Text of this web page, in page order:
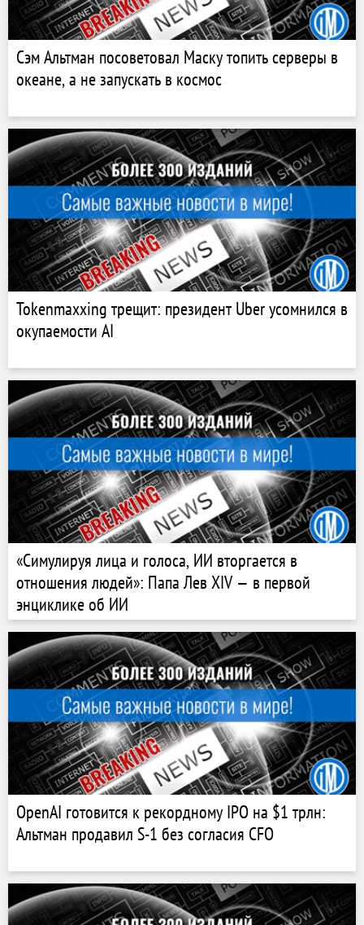
Сэм Альтман посоветовал Маску топить серверы в
океане, а не запускать в космос
Tokenmaxxing трещит: президент Uber усомнился в
окупаемости AI
«Симулируя лица и голоса, ИИ вторгается в
отношения людей»: Папа Лев XIV — в первой
энциклике об ИИ
OpenAI готовится к рекордному IPO на $1 трлн:
Альтман продавил S-1 без согласия CFO